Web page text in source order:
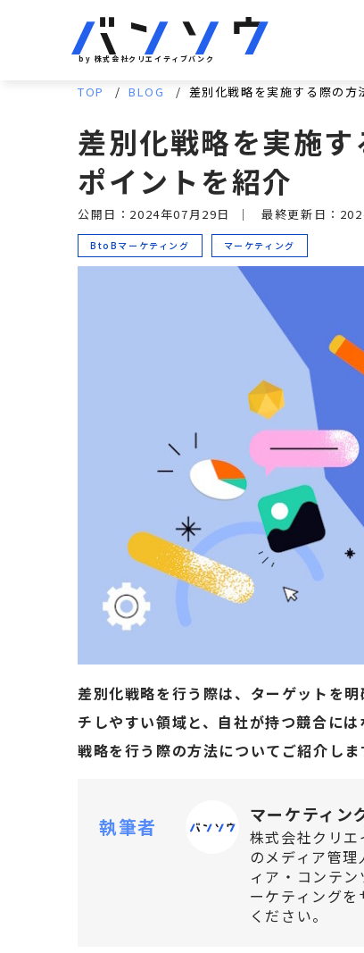
by 株式会社クリエイティブバンク
TOP BLOG 差別化戦略を実施する際の
差別化戦略を実施
ポイントを紹介
公開日：2024年07月29日 ｜ 最終更新日：
BtoBマーケティング マーケティング
差別化戦略を行う際は、ターゲットを
チしやすい領域と、自社が持つ競合に
戦略を行う際の方法についてご紹介しま
執筆者 マーケティン
株式会社クリエ
のメディア管
ィア・コンテ
ーケティング
ください。